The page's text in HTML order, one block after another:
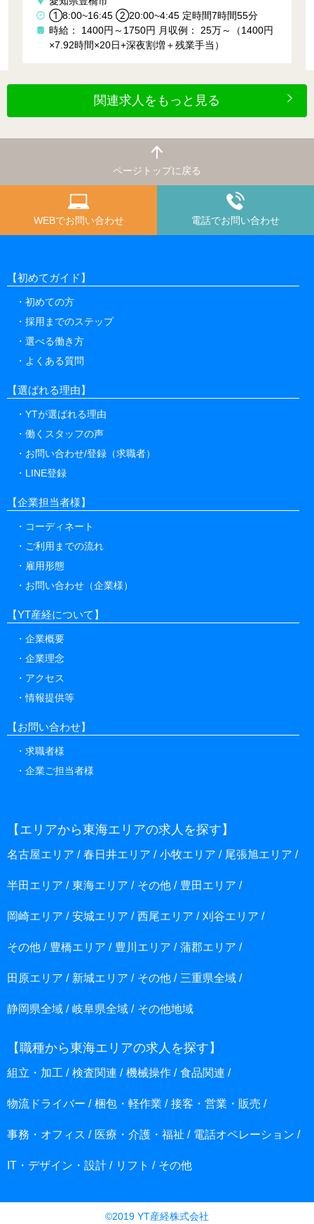
定時間7時間55分
月収例： 25万～（1400円
増＋残業手当）
①７：００～１５：００
０ ③2３：００～７：００
時給： 1400円
関連求人をもっと見る
ページトップに戻る
WEBでお問い合わせ 電話でお問い合わせ
【初めてガイド】
初めての方
採用までのステップ
選べる働き方
よくある質問
【選ばれる理由】
YTが選ばれる理由
働くスタッフの声
お問い合わせ/登録（求職者）
LINE登録
【企業担当者様】
コーディネート
ご利用までの流れ
雇用形態
お問い合わせ（企業様）
【YT産経について】
企業概要
企業理念
アクセス
情報提供等
【お問い合わせ】
求職者様
企業ご担当者様
【エリアから東海エリアの求人を探す】
名古屋エリア 春日井エリア 小牧エリア 尾張旭エリア
半田エリア 東海エリア その他 豊田エリア
岡崎エリア 安城エリア 西尾エリア 刈谷エリア
その他 豊橋エリア 豊川エリア 蒲郡エリア
田原エリア 新城エリア その他 三重県全域
静岡県全域 岐阜県全域 その他地域
【職種から東海エリアの求人を探す】
組立・加工 検査関連 機械操作 食品関連
物流ドライバー 梱包・軽作業 接客・営業・販売
事務・オフィス 医療・介護・福祉 電話オペレーション
IT・デザイン・設計 リフト その他